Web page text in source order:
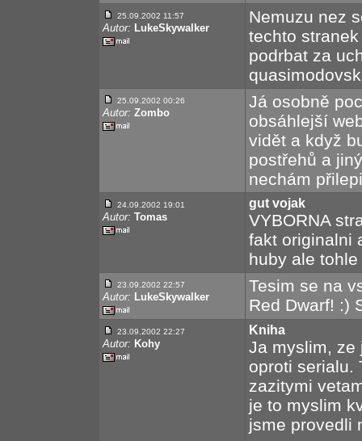
25.09.2002 11:57
Autor: LukeSkywalker
Nemuzu nez
techto
podrbat za
25.09.2002 00:26
Autor: Zombo
Já osobně
obsáhlejší
vidět a když
postřehů a
nechám
24.09.2002 19:01
Autor: Tomas
gut vojak
VYBORNA
fakt originalni
huby ale
23.09.2002 22:57
Autor: LukeSkywalker
Tesim se na
Red Dwarf! :)
23.09.2002 22:27
Autor: Kohy
Kniha
Ja myslim, ze
oproti serialu.
zazitymi
je to myslim
jsme provedli